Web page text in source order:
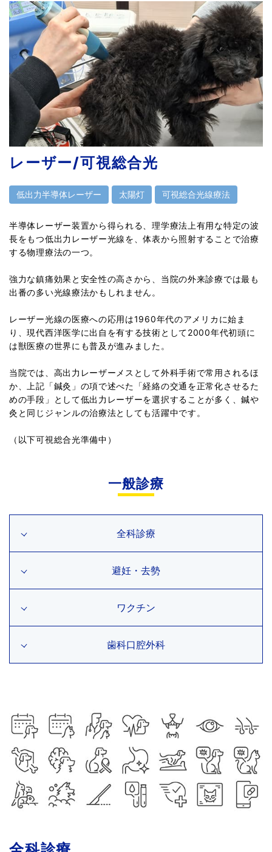
レーザー/可視総合光
低出力半導体レーザー 太陽灯 可視総合光線療法
半導体レーザー装置から得られる、理学療法上有用な特定の波
長をもつ低出力レーザー光線を、体表から照射することで治療
する物理療法の一つ。
強力な鎮痛効果と安全性の高さから、当院の外来診療では最も
出番の多い光線療法かもしれません。
レーザー光線の医療への応用は1960年代のアメリカに始ま
り、現代西洋医学に出自を有する技術として2000年代初頭に
は獣医療の世界にも普及が進みました。
当院では、高出力レーザーメスとして外科手術で常用されるほ
か、上記「鍼灸」の項で述べた「経絡の交通を正常化させるた
めの手段」として低出力レーザーを選択することが多く、鍼や
灸と同じジャンルの治療法としても活躍中です。
（以下可視総合光準備中）
一般診療
全科診療
避妊・去勢
ワクチン
歯科口腔外科